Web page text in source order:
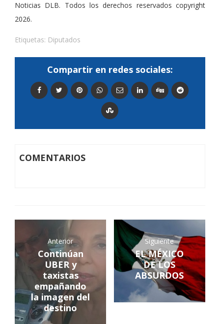
Noticias DLB. Todos los derechos reservados copyright
2026.
Etiquetas: Diputados
Compartir en redes sociales:
COMENTARIOS
Anterior
Continúan
UBER y
taxistas
empañando
la imagen del
destino
Siguiente
EL MÉXICO
DE LOS
ABSURDOS